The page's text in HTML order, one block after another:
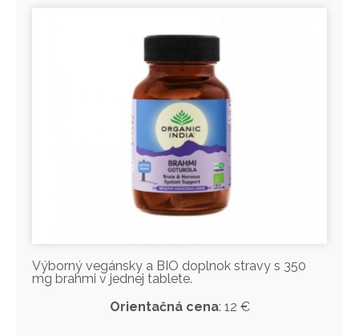
Výborný vegánsky a BIO doplnok stravy s 350
mg brahmi v jednej tablete.
Orientačná cena: 12 €